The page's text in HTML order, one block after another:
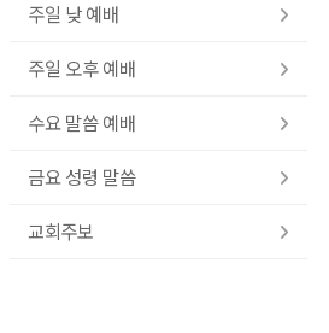
주일 낮 예배
주일 오후 예배
수요 말씀 예배
금요 성령 말씀
교회주보